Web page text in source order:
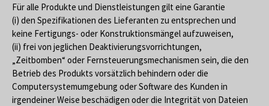
Für alle Produkte und Dienstleistungen gilt eine Garantie
(i) den Spezifikationen des Lieferanten zu entsprechen und
keine Fertigungs- oder Konstruktionsmängel aufzuweisen,
(ii) frei von jeglichen Deaktivierungsvorrichtungen,
„Zeitbomben“ oder Fernsteuerungsmechanismen sein, die den
Betrieb des Produkts vorsätzlich behindern oder die
Computersystemumgebung oder Software des Kunden in
irgendeiner Weise beschädigen oder die Integrität von Dateien